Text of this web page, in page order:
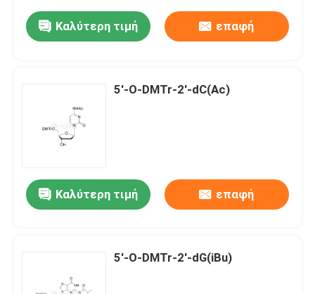
Καλύτερη τιμή επαφή
5'-O-DMTr-2'-dC(Ac)
Καλύτερη τιμή επαφή
5'-O-DMTr-2'-dG(iBu)